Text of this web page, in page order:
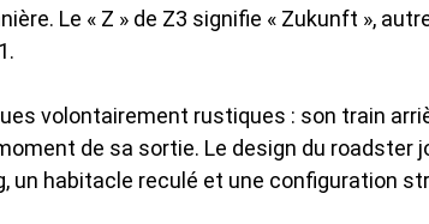
Le « Z » de Z3 signifie « Zukunft »,
volontairement rustiques : son train
de sa sortie. Le design du roadster
un habitacle reculé et une configuration